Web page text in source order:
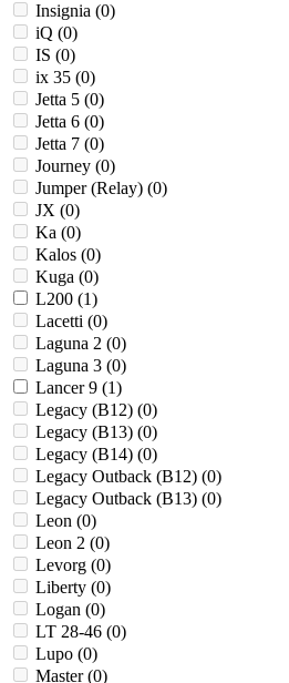
Insignia (0)
iQ (0)
IS (0)
ix 35 (0)
Jetta 5 (0)
Jetta 6 (0)
Jetta 7 (0)
Journey (0)
Jumper (Relay) (0)
JX (0)
Ka (0)
Kalos (0)
Kuga (0)
L200 (1)
Lacetti (0)
Laguna 2 (0)
Laguna 3 (0)
Lancer 9 (1)
Legacy (B12) (0)
Legacy (B13) (0)
Legacy (B14) (0)
Legacy Outback (B12) (0)
Legacy Outback (B13) (0)
Leon (0)
Leon 2 (0)
Levorg (0)
Liberty (0)
Logan (0)
LT 28-46 (0)
Lupo (0)
Master (0)